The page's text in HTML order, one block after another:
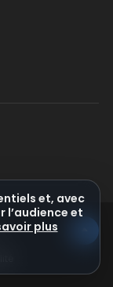
et, avec
l’audience et
plus